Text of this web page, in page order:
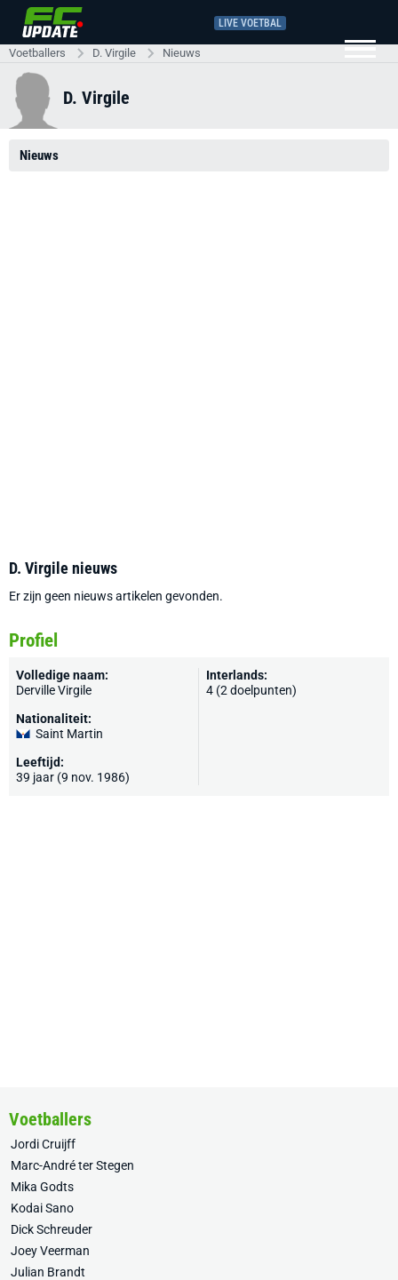
LIVE VOETBAL
Voetballers D. Virgile Nieuws
D. Virgile
Nieuws
D. Virgile nieuws
Er zijn geen nieuws artikelen gevonden.
Profiel
Volledige naam:
Derville Virgile
Nationaliteit:
Saint Martin
Leeftijd:
39 jaar (9 nov. 1986)
Interlands:
4 (2 doelpunten)
Voetballers
Jordi Cruijff
Marc-André ter Stegen
Mika Godts
Kodai Sano
Dick Schreuder
Joey Veerman
Julian Brandt